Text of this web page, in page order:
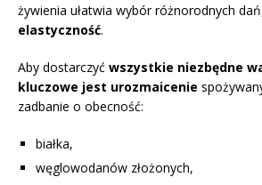
żywienia ułatwia wybór różnorodnych
elastyczność.
Aby dostarczyć wszystkie niezbędne
kluczowe jest urozmaicenie
zadbanie o obecność:
białka,
węglowodanów złożonych,